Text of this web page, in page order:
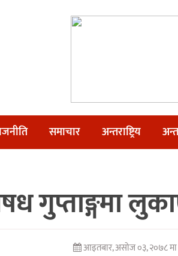
समाचार अन्तराष्ट्रिय
गुप्ताङ्गमा
आइतबार, असोज ०३, २०७८ मा